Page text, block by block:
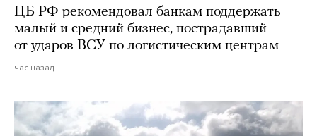
ЦБ РФ рекомендовал банкам поддержать
малый и средний бизнес, пострадавший
от ударов ВСУ по логистическим центрам
час назад